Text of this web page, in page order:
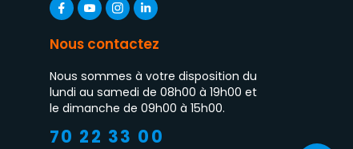
Nous contactez
Nous sommes à votre disposition du
lundi au samedi de 08h00 à 19h00 et
le dimanche de 09h00 à 15h00.
70 22 33 00